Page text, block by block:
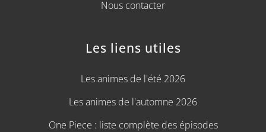
Nous contacter
Les liens utiles
Les animes de l'été 2026
Les animes de l'automne 2026
One Piece : liste complète des épisodes